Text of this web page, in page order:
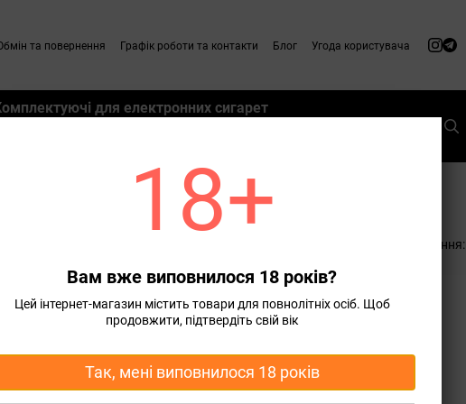
та повернення Графік роботи та контакти Блог Угода користувача
для електронних сигарет
для електронних
Сортування:
18+
Вам вже виповнилося 18 років?
Цей інтернет-магазин містить товари для повнолітніх осіб. Щоб
продовжити, підтвердіть свій вік
Так, мені виповнилося 18 років